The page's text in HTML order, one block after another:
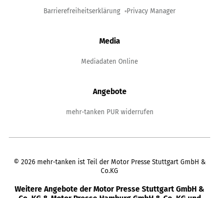
Barrierefreiheitserklärung Privacy Manager
Media
Mediadaten Online
Angebote
mehr-tanken PUR widerrufen
© 2026 mehr-tanken ist Teil der Motor Presse Stuttgart GmbH &
Co.KG
Weitere Angebote der Motor Presse Stuttgart GmbH &